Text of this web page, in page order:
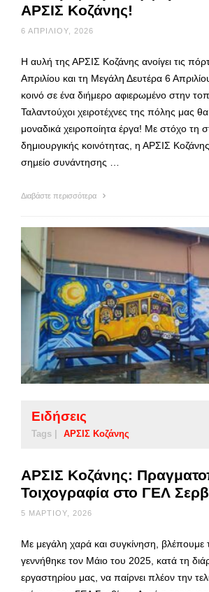
ΑΡΣΙΣ Κοζάνης!
6 ΑΠΡΙΛΊΟΥ, 2026
Η αυλή της ΑΡΣΙΣ Κοζάνης ανοίγει τις
Απριλίου και τη Μεγάλη Δευτέρα 6
κοινό σε ένα διήμερο αφιερωμένο στην
Ταλαντούχοι χειροτέχνες της πόλης μας
μοναδικά χειροποίητα έργα! Με στόχο τη
δημιουργικής κοινότητας, η ΑΡΣΙΣ
σημείο συνάντησης …
Διαβάστε περισσότερα
Ειδήσεις
Tags | ΑΡΣΙΣ Κοζάνης
ΑΡΣΙΣ Κοζάνης:
Τοιχογραφία στο ΓΕΛ
5 ΜΑΡΤΊΟΥ, 2026
Με μεγάλη χαρά και συγκίνηση, βλέπουμε
γεννήθηκε τον Μάιο του 2025, κατά τη
εργαστηρίου μας, να παίρνει πλέον την